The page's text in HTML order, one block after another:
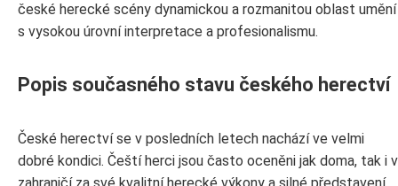
české herecké scény dynamickou a rozmanitou oblast umění
s vysokou úrovní interpretace a profesionalismu.
Popis současného stavu českého herectví
České herectví se v posledních letech nachází ve velmi
dobré kondici. Čeští herci jsou často oceněni jak doma, tak i v